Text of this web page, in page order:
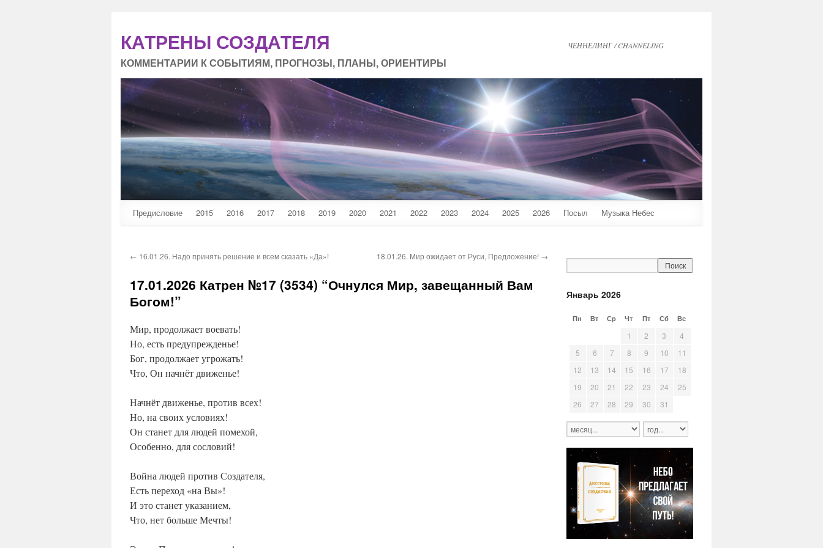
ЧЕННЕЛИНГ / CHANNELING
КАТРЕНЫ СОЗДАТЕЛЯ
КОММЕНТАРИИ К СОБЫТИЯМ, ПРОГНОЗЫ, ПЛАНЫ, ОРИЕНТИРЫ
Предисловие 2015 2016 2017 2018 2019 2020 2021 2022 2023 2024 2025 2026 Посыл Музыка Небес
Январь 2026
Пн Вт Ср Чт Пт Сб Вс
1 2 3
4
5
6 7 8 9 10
11
12
13 14 15 16 17
18
19
20 21 22 23 24
25
26
27 28 29 30 31
← 16.01.26. Надо принять решение и всем сказать «Да»! 18.01.26. Мир ожидает от Руси, Предложение! →
17.01.2026 Катрен №17 (3534) “Очнулся Мир, завещанный Вам
Богом!”
Мир, продолжает воевать!
Но, есть предупрежденье!
Бог, продолжает угрожать!
Что, Он начнёт движенье!
Начнёт движенье, против всех!
Но, на своих условиях!
Он станет для людей помехой,
Особенно, для сословий!
Война людей против Создателя,
Есть переход «на Вы»!
И это станет указанием,
Что, нет больше Мечты!